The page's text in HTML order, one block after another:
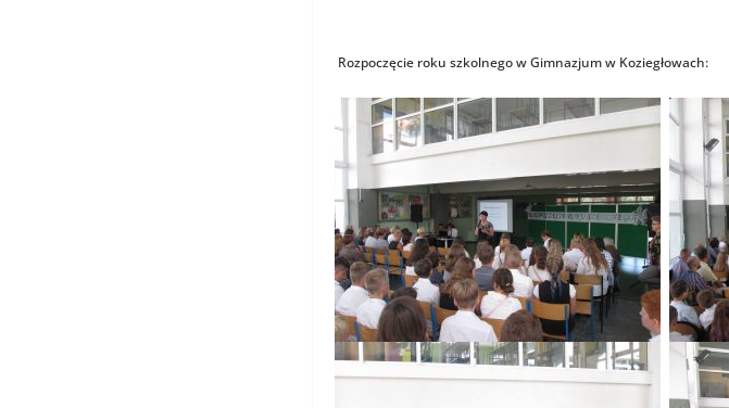
Rozpoczęcie roku szkolnego w Gimnazjum w Koziegłowach: